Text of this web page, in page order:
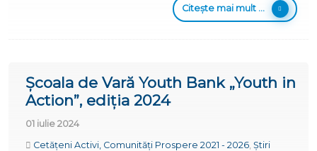
Citește mai mult ...
Școala de Vară Youth Bank „Youth in
Action”, ediția 2024
01 iulie 2024
Cetățeni Activi, Comunități Prospere 2021 - 2026 Știri